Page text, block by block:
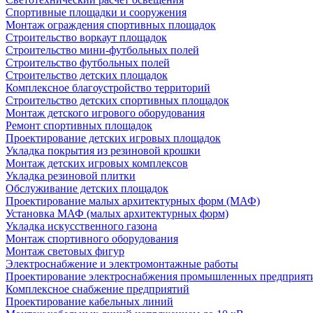
Спортивные площадки и сооружения
Монтаж ограждения спортивных площадок
Строительство воркаут площадок
Строительство мини-футбольных полей
Строительство футбольных полей
Строительство детских площадок
Комплексное благоустройство территорий
Строительство детских спортивных площадок
Монтаж детского игрового оборудования
Ремонт спортивных площадок
Проектирование детских игровых площадок
Укладка покрытия из резиновой крошки
Монтаж детских игровых комплексов
Укладка резиновой плитки
Обслуживание детских площадок
Проектирование малых архитектурных форм (МАФ)
Установка МАФ (малых архитектурных форм)
Укладка искусственного газона
Монтаж спортивного оборудования
Монтаж световых фигур
Электроснабжение и электромонтажные работы
Проектирование электроснабжения промышленных
Комплексное снабжение предприятий
Проектирование кабельных линий